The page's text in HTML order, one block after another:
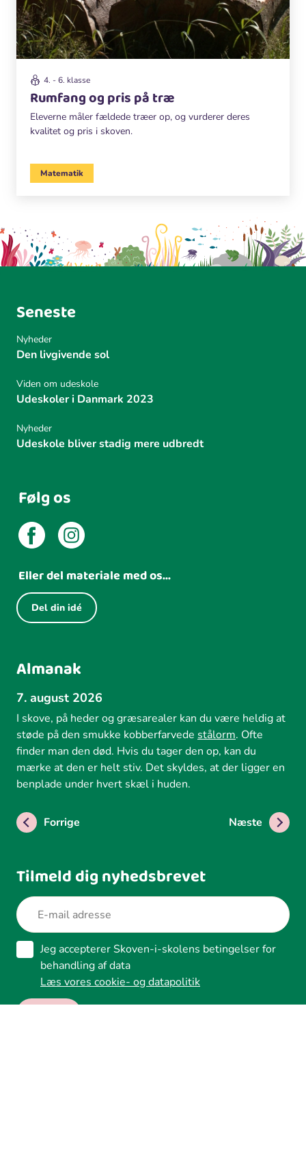
4. - 6. klasse
Rumfang og pris på træ
Eleverne måler fældede træer op, og vurderer deres
kvalitet og pris i skoven.
Matematik
Seneste
Nyheder
Den livgivende sol
Viden om udeskole
Udeskoler i Danmark 2023
Nyheder
Udeskole bliver stadig mere udbredt
Følg os
Eller del materiale med os...
Del din idé
Almanak
7. august 2026
I skove, på heder og græsarealer kan du være heldig at
støde på den smukke kobberfarvede stålorm. Ofte
finder man den død. Hvis du tager den op, kan du
mærke at den er helt stiv. Det skyldes, at der ligger en
benplade under hvert skæl i huden.
Forrige Næste
Tilmeld dig nyhedsbrevet
Jeg accepterer Skoven-i-skolens betingelser for
behandling af data
Læs vores cookie- og datapolitik